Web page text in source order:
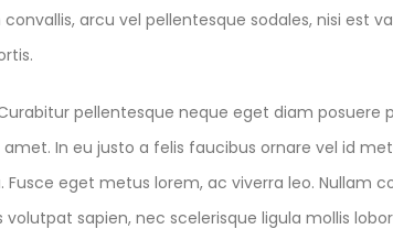
arcu vel pellentesque sodales, nisi est
pellentesque neque eget diam posuere
In eu justo a felis faucibus ornare vel id
eget metus lorem, ac viverra leo. Nullam
sapien, nec scelerisque ligula mollis